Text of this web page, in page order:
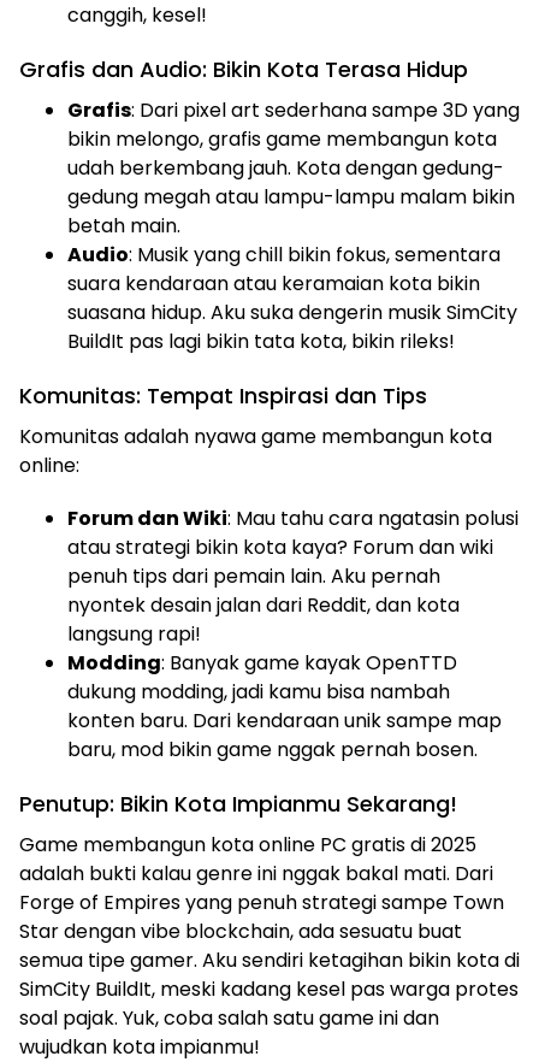
canggih, kesel!
Grafis dan Audio: Bikin Kota Terasa Hidup
Grafis: Dari pixel art sederhana sampe 3D yang
bikin melongo, grafis game membangun kota
udah berkembang jauh. Kota dengan gedung-
gedung megah atau lampu-lampu malam bikin
betah main.
Audio: Musik yang chill bikin fokus, sementara
suara kendaraan atau keramaian kota bikin
suasana hidup. Aku suka dengerin musik SimCity
BuildIt pas lagi bikin tata kota, bikin rileks!
Komunitas: Tempat Inspirasi dan Tips
Komunitas adalah nyawa game membangun kota
online:
Forum dan Wiki: Mau tahu cara ngatasin polusi
atau strategi bikin kota kaya? Forum dan wiki
penuh tips dari pemain lain. Aku pernah
nyontek desain jalan dari Reddit, dan kota
langsung rapi!
Modding: Banyak game kayak OpenTTD
dukung modding, jadi kamu bisa nambah
konten baru. Dari kendaraan unik sampe map
baru, mod bikin game nggak pernah bosen.
Penutup: Bikin Kota Impianmu Sekarang!
Game membangun kota online PC gratis di 2025
adalah bukti kalau genre ini nggak bakal mati. Dari
Forge of Empires yang penuh strategi sampe Town
Star dengan vibe blockchain, ada sesuatu buat
semua tipe gamer. Aku sendiri ketagihan bikin kota di
SimCity BuildIt, meski kadang kesel pas warga protes
soal pajak. Yuk, coba salah satu game ini dan
wujudkan kota impianmu!